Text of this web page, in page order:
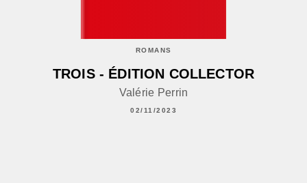
ROMANS
TROIS - ÉDITION COLLECTOR
Valérie Perrin
02/11/2023